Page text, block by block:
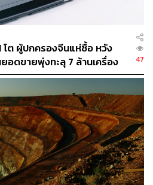
THE AUTHOR
WEALTH
าวเศรษฐกิจ ธุรกิจ และการลงทุน โดย
ต ผู้ปกครองจีนแห่ซื้อ หวัง
ดขายพุ่งทะลุ 7 ล้านเครื่อง
47